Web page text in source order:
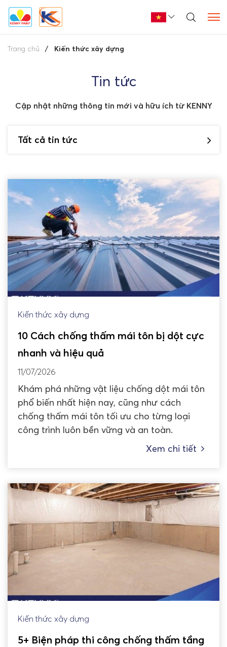
Trang chủ Kiến thức xây dựng
Tin tức
Cập nhật những thông tin mới và hữu ích từ KENNY
Tất cả tin tức
Kiến thức xây dựng
10 Cách chống thấm mái tôn bị dột cực
nhanh và hiệu quả
11/07/2026
Khám phá những vật liệu chống dột mái tôn
phổ biến nhất hiện nay, cũng như cách
chống thấm mái tôn tối ưu cho từng loại
công trình luôn bền vững và an toàn.
Xem chi tiết
Kiến thức xây dựng
5+ Biện pháp thi công chống thấm tầng